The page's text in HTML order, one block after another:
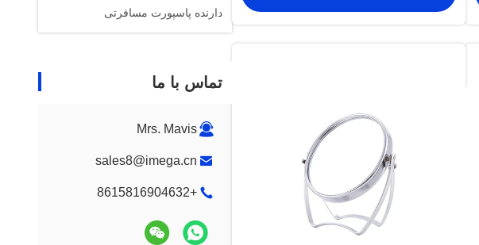
دارنده پاسپورت مسافرتی
تماس با ما
Mrs. Mavis
sales8@imega.cn
+8615816904632